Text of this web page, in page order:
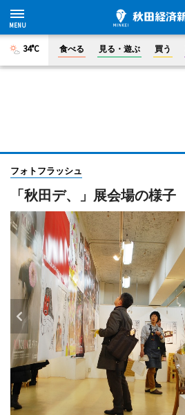
34°C 食べる 見る・遊ぶ 買う
フォトフラッシュ
「秋田デ、」展会場の様子